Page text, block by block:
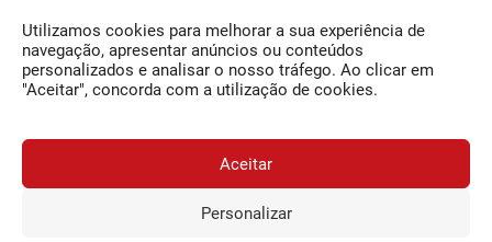
Utilizamos cookies para melhorar a sua experiência de
navegação, apresentar anúncios ou conteúdos
personalizados e analisar o nosso tráfego. Ao clicar em
"Aceitar", concorda com a utilização de cookies.
Aceitar
Personalizar
Siga-nos
Facebook
O Jornal da Bairrada
Contactos
Termos e Condições